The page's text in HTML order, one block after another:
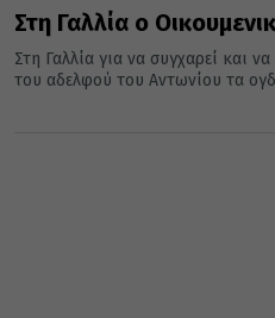
Στη Γαλλία ο
Στη Γαλλία για να συγχαρεί και
του αδελφού του Αντωνίου τα